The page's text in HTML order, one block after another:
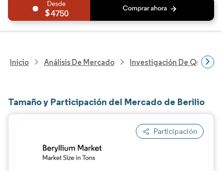
4750
Inicio Análisis De Mercado Investigación De
Tamaño y Participación del Mercado de Berilio
Participación